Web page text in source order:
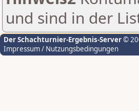
und sind in der
Der Schachturnier-Ergebnis-Server©
Impressum / Nutzungsbedingungen